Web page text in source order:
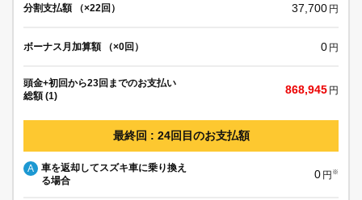
分割支払額 （×22回） 37,700 円
ボーナス月加算額 （×0回） 0 円
頭金+初回から23回までのお支払い
総額 (1)
868,945 円
最終回 : 24回目のお支払額
A
車を返却してスズキ車に乗り換え
る場合
0 円 ※